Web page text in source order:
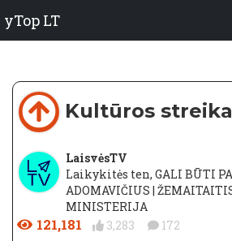
yTop LT
Kultūros
LaisvėsTV
Laikykitės ten, GALI BŪTI
ADOMAVIČIUS |
MINISTERIJA
121,181 3,283 172